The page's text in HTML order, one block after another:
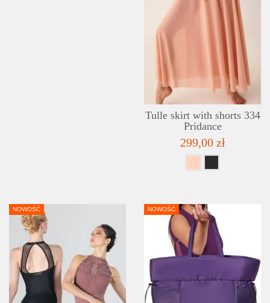
Tulle skirt with shorts 334
Pridance
299,00 zł
NOWOŚĆ
DETAILS
NOWOŚĆ